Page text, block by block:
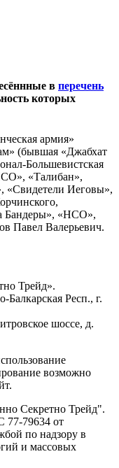
в перечень
которых
армия»
(бывшая «Джабхат
Большевистская
«Талибан»,
«Свидетели Иеговы»,
Бандеры», «НСО»,
Павел Валерьевич.
Трейд».
Респ., г.
шоссе, д.
возможно
Секретно Трейд".
77-79634 от
по надзору в
и массовых